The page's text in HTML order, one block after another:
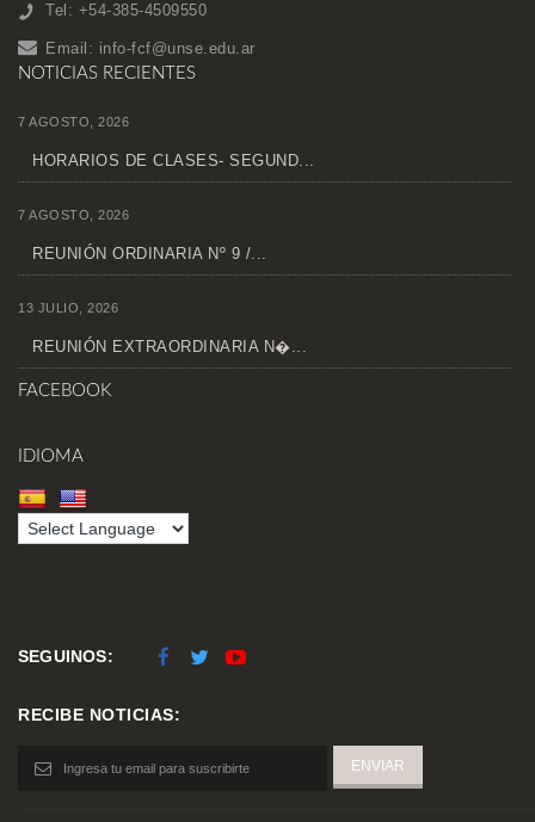
Tel: +54-385-4509550
Email: info-fcf@unse.edu.ar
NOTICIAS RECIENTES
7 AGOSTO, 2026
HORARIOS DE CLASES- SEGUND...
7 AGOSTO, 2026
REUNIÓN ORDINARIA Nº 9 /...
13 JULIO, 2026
REUNIÓN EXTRAORDINARIA N�...
FACEBOOK
IDIOMA
SEGUINOS:
RECIBE NOTICIAS: